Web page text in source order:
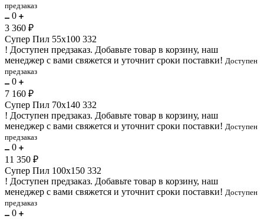
предзаказ
0
3 360 ₽
Супер Пил 55х100 332
! Доступен предзаказ. Добавьте товар в корзину, наш
менеджер с вами свяжется и уточнит сроки поставки! Доступен
предзаказ
0
7 160 ₽
Супер Пил 70х140 332
! Доступен предзаказ. Добавьте товар в корзину, наш
менеджер с вами свяжется и уточнит сроки поставки! Доступен
предзаказ
0
11 350 ₽
Супер Пил 100х150 332
! Доступен предзаказ. Добавьте товар в корзину, наш
менеджер с вами свяжется и уточнит сроки поставки! Доступен
предзаказ
0